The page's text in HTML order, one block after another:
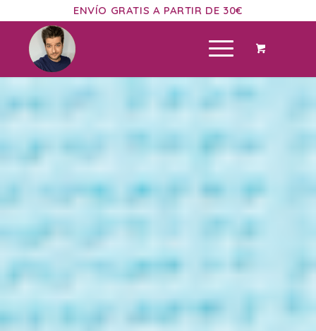
ENVÍO GRATIS A PARTIR DE 30€